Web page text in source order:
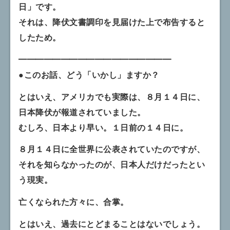
日」です。
それは、降伏文書調印を見届けた上で布告すると
したため。
━━━━━━━━━━━━━━━━━━
●このお話、どう「いかし」ますか？
とはいえ、アメリカでも実際は、８月１４日に、
日本降伏が報道されていました。
むしろ、日本より早い。１日前の１４日に。
８月１４日に全世界に公表されていたのですが、
それを知らなかったのが、日本人だけだったとい
う現実。
亡くなられた方々に、合掌。
とはいえ、過去にとどまることはないでしょう。